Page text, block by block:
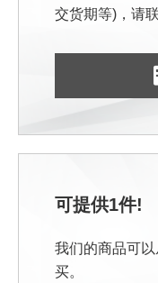
交货期等)，请
可提供1件!
我们的商品可
买。